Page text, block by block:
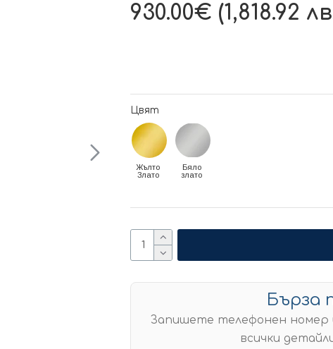
930.00€ (1,818.92
Цвят
Жълто
Злато
Бяло
злато
Бърза
Запишете телефонен
всички